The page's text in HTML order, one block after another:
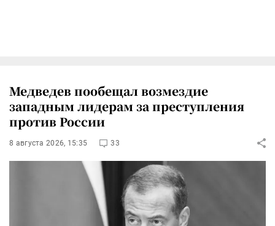
Медведев пообещал возмездие
западным лидерам за преступления
против России
8 августа 2026, 15:35 33